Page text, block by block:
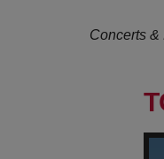
Concerts &